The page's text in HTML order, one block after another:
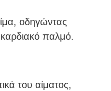
οδηγώντας
παλμό.
του αίματος,